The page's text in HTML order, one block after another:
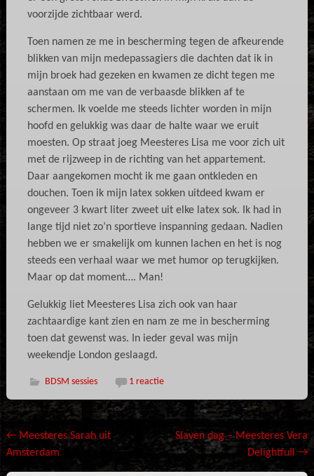
voorzijde zichtbaar werd.
Toen namen ze me in bescherming tegen de afkeurende
blikken van mijn medepassagiers die dachten dat ik in
mijn broek had gezeken en kwamen ze dicht tegen me
aanstaan om me van de verbaasde blikken af te
schermen. Ik voelde me steeds lichter worden in mijn
hoofd en gelukkig was daar de halte waar we eruit
moesten. Op straat joeg Meesteres Lisa me voor zich uit
met de rijzweep in de richting van het appartement.
Daar aangekomen mocht ik me gaan ontkleden en
douchen. Toen ik mijn latex sokken uitdeed kwam er
ongeveer 3 kwart liter zweet uit elke latex sok. Ik had in
lange tijd niet zo’n sportieve inspanning gedaan. Nadien
hebben we er smakelijk om kunnen lachen en het is nog
steeds een verhaal waar we met humor op terugkijken.
Maar op dat moment…. Man!
Gelukkig liet Meesteres Lisa zich ook van haar
zachtaardige kant zien en nam ze me in bescherming
toen dat gewenst was. In ieder geval was mijn
weekendje London geslaagd.
BDSM sessies 1 reactie
Bericht
navigatie
←Meesteres Sarah uit
Amsterdam
Slaven dag – Meesteres Vera
Delightfull→